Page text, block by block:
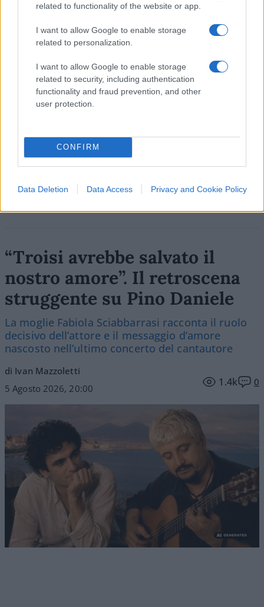
related to functionality of the website or app.
I want to allow Google to enable storage
related to personalization.
I want to allow Google to enable storage
related to security, including authentication
functionality and fraud prevention, and other
user protection.
CONFIRM
Data Deletion Data Access Privacy and Cookie Policy
24
SEDUTE SATIRICHE
Vignetta del 04/08/2026
Vai all'archivio delle vignette
“Troisi avrebbe salvato il
nostro amore”. Il retroscena
struggente su Pino Daniele
La moglie Fabiola Sciabbarrasi racconta il ruolo
decisivo dell’attore e il messaggio d’amore
nascosto nell’ultimo concerto del cantautore
di Ivan Mazzoletti
5 Agosto 2026, 20:00
1.4k 0